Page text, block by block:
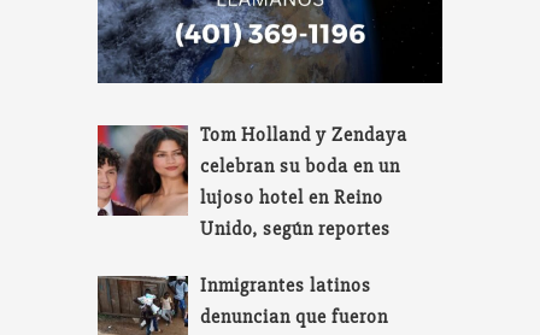
Tom Holland y Zendaya
celebran su boda en un
lujoso hotel en Reino
Unido, según reportes
Inmigrantes latinos
denuncian que fueron